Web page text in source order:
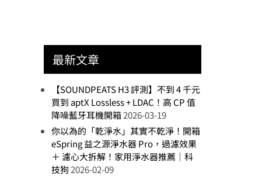
最新文章
【SOUNDPEATS H3 評測】不到 4 千元
買到 aptX Lossless + LDAC！高 CP 值
降噪藍牙耳機開箱2026-03-19
你以為的「乾淨水」其實不乾淨！開箱
eSpring 益之源淨水器 Pro，過濾效果
＋ 濾心大拆解！家用淨水器推薦｜科
技狗2026-02-09